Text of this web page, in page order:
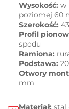
Wysokość: w
poziomej 60
Szerokość:
Profil
spodu
Ramiona:
Podstawa:
Otwory
mm
Materiał: stal